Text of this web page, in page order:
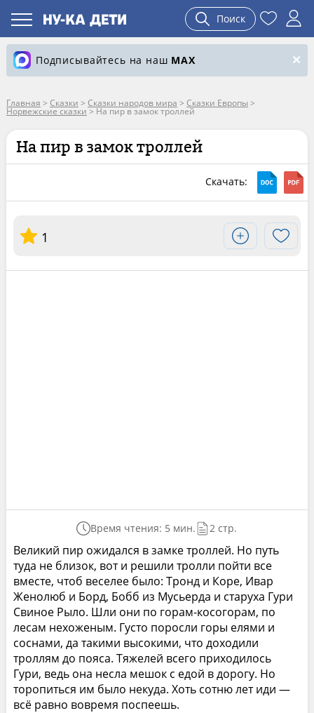
Поиск
Подписывайтесь на наш MAX
Главная > Сказки > Сказки народов мира > Сказки Европы >
Норвежские сказки>На пир в замок троллей
На пир в замок троллей
Скачать:
1
Время чтения: 5 мин. 2 стр.
Великий пир ожидался в замке троллей. Но путь
туда не близок, вот и решили тролли пойти все
вместе, чтоб веселее было: Тронд и Коре, Ивар
Женолюб и Борд, Бобб из Мусьерда и старуха Гури
Свиное Рыло. Шли они по горам-косогорам, по
лесам нехоженым. Густо поросли горы елями и
соснами, да такими высокими, что доходили
троллям до пояса. Тяжелей всего приходилось
Гури, ведь она несла мешок с едой в дорогу. Но
торопиться им было некуда. Хоть сотню лет иди —
всё равно вовремя поспеешь.